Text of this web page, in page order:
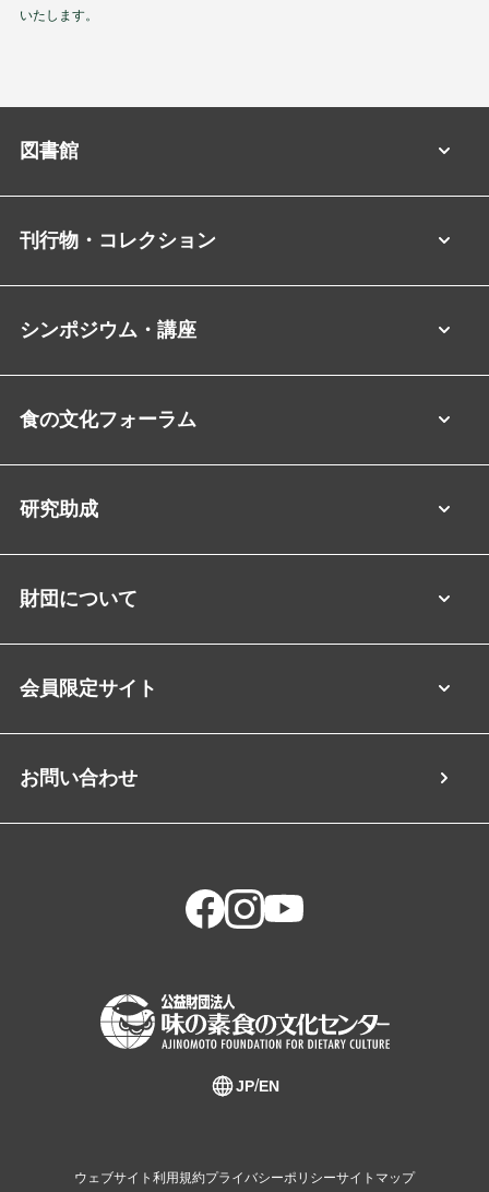
いたします。
図書館
刊行物・コレクション
シンポジウム・講座
食の文化フォーラム
研究助成
財団について
会員限定サイト
お問い合わせ
JP EN
ウェブサイト利用規約プライバシーポリシーサイトマップ